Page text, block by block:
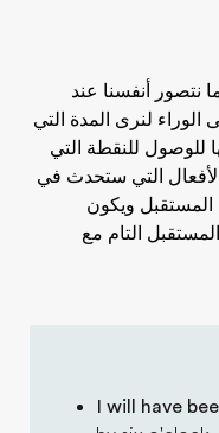
نتصور أنفسنا عند
لنرى المدة التي
للنقطة التي
التي ستحدث في
ويكون
التام مع
I will have